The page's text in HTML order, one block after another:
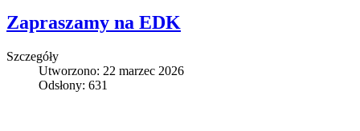
Zapraszamy na EDK
Szczegóły
Utworzono: 22 marzec 2026
Odsłony: 631